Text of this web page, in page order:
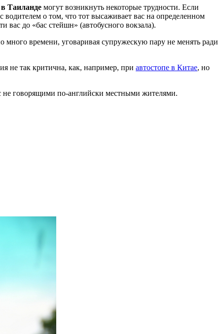
в Таиланде могут возникнуть некоторые трудности. Если
водителем о том, что тот высаживает вас на определенном
вас до «бас стейшн» (автобусного вокзала).
много времени, уговаривая супружескую пару не менять ради
не так критична, как, например, при автостопе в Китае, но
говорящими по-английски местными жителями.